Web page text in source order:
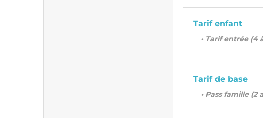
Tarif enfant
• Tarif entrée (4
Tarif de base
• Pass famille (2